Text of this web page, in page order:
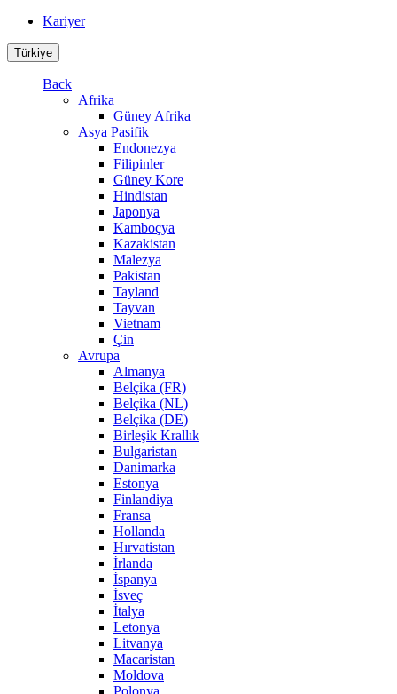
Kariyer
Türkiye
Back
Afrika
Güney Afrika
Asya Pasifik
Endonezya
Filipinler
Güney Kore
Hindistan
Japonya
Kamboçya
Kazakistan
Malezya
Pakistan
Tayland
Tayvan
Vietnam
Çin
Avrupa
Almanya
Belçika (FR)
Belçika (NL)
Belçika (DE)
Birleşik Krallık
Bulgaristan
Danimarka
Estonya
Finlandiya
Fransa
Hollanda
Hırvatistan
İrlanda
İspanya
İsveç
İtalya
Letonya
Litvanya
Macaristan
Moldova